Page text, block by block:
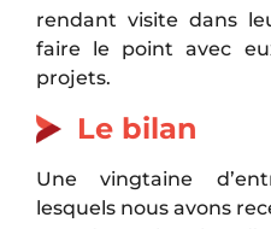
rendant visite dans
faire le point avec
projets.
Le bilan
Une vingtaine
lesquels nous avons